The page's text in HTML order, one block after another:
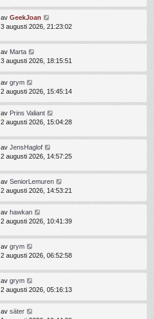
av GeekJoan
3 augusti 2026, 21:23:02
av Marta
3 augusti 2026, 18:15:51
av grym
2 augusti 2026, 15:45:14
av Prins Valiant
2 augusti 2026, 15:04:28
av JensHaglof
2 augusti 2026, 14:57:25
av SeniorLemuren
2 augusti 2026, 14:53:21
av hawkan
2 augusti 2026, 10:41:39
av grym
2 augusti 2026, 06:52:58
av grym
2 augusti 2026, 05:16:13
av säter